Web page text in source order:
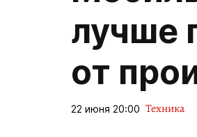
лучше
от
22 июня 20:00 Техника